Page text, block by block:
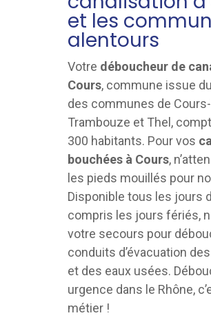
et les
alentours
Votre déboucheur de
Cours, commune issue
des communes de
Trambouze et Thel,
300 habitants. Pour vos
bouchées à Cours,
les pieds mouillés pour
Disponible tous les jours
compris les jours fériés,
votre secours pour
conduits d’évacuation
et des eaux usées.
urgence dans le Rhône,
métier !